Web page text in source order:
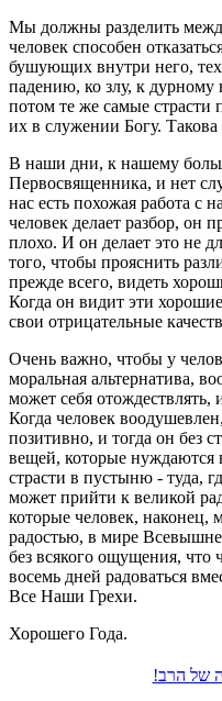
Мы должны разделить
человек способен
бушующих внутри него,
падению, ко злу, к дурному
потом те же самые страсти
их в служении Богу.
В наши дни, к нашему
Первосвященника, и нет
нас есть похожая работа с
человек делает разбор, он
плохо. И он делает это не
того, чтобы прояснить
прежде всего, видеть
Когда он видит эти
свои отрицательные
Очень важно, чтобы у
моральная альтернатива,
может себя отождествлять,
Когда человек
позитивно, и тогда он без
вещей, которые нуждаются
страсти в пустыню - туда,
может прийти к великой
которые человек, наконец,
радостью, в мире
без всякого ощущения, что
восемь дней радоваться
Все Наши Грехи.
Хорошего Года.
של הרב!